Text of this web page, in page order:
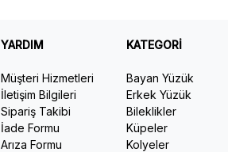
YARDIM
Müşteri Hizmetleri
İletişim Bilgileri
Sipariş Takibi
İade Formu
Arıza Formu
KATEGORİ
Bayan Yüzük
Erkek Yüzük
Bileklikler
Küpeler
Kolyeler